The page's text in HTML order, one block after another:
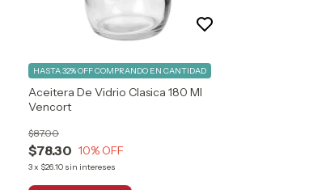
Aceitera De Vidrio Clasica 180 Ml
Vencort
$78.30
$87.00
10% OFF
3x $26.10 sin intereses
HASTA 32% OFFCOMPRANDO EN CANTIDAD